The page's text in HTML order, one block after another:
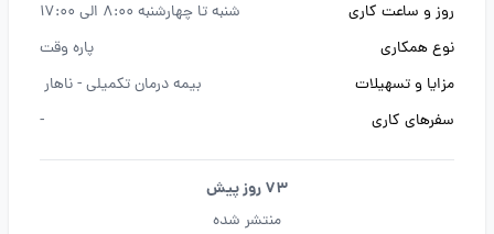
روز و ساعت کاری
شنبه تا چهارشنبه 8:00 الی 17:00
نوع همکاری
پاره وقت
مزایا و تسهیلات
بیمه درمان تکمیلی -ناهار
سفرهای کاری
-
73 روز پیش
منتشر شده